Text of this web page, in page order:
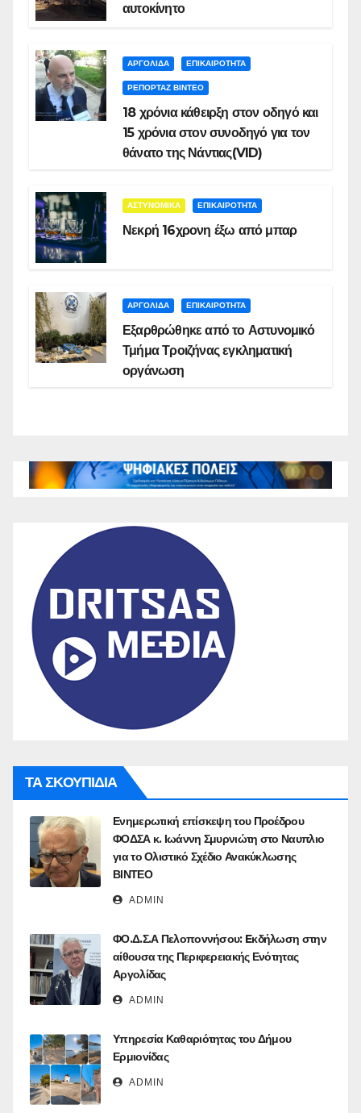
αυτοκίνητο
ΑΡΓΟΛΙΔΑ ΕΠΙΚΑΙΡΟΤΗΤΑ
ΡΕΠΟΡΤΑΖ ΒΙΝΤΕΟ
18 χρόνια κάθειρξη στον οδηγό και
15 χρόνια στον συνοδηγό για τον
θάνατο της Νάντιας(VID)
ΑΣΤΥΝΟΜΙΚΑ ΕΠΙΚΑΙΡΟΤΗΤΑ
Νεκρή 16χρονη έξω από μπαρ
ΑΡΓΟΛΙΔΑ ΕΠΙΚΑΙΡΟΤΗΤΑ
Εξαρθρώθηκε από το Αστυνομικό
Τμήμα Τροιζήνας εγκληματική
οργάνωση
ΤΑ ΣΚΟΥΠΙΔΙΑ
Ενημερωτική επίσκεψη του Προέδρου
ΦΟΔΣΑ κ. Ιωάννη Σμυρνιώτη στο Ναυπλιο
για το Ολιστικό Σχέδιο Ανακύκλωσης
ΒΙΝΤΕΟ
ADMIN
ΦΟ.Δ.Σ.Α Πελοποννήσου: Eκδήλωση στην
αίθουσα της Περιφερειακής Ενότητας
Αργολίδας
ADMIN
Υπηρεσία Καθαριότητας του Δήμου
Ερμιονίδας
ADMIN